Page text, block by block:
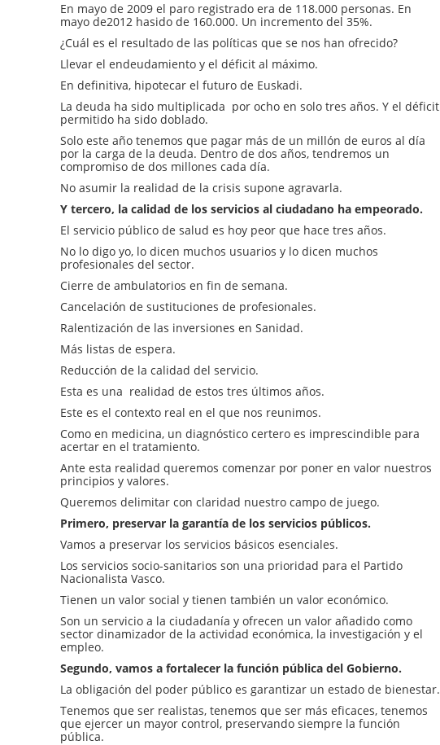
En mayo de 2009 el paro registrado era de 118.000 personas. En
mayo de2012 hasido de 160.000. Un incremento del 35%.
¿Cuál es el resultado de las políticas que se nos han ofrecido?
Llevar el endeudamiento y el déficit al máximo.
En definitiva, hipotecar el futuro de Euskadi.
La deuda ha sido multiplicada por ocho en solo tres años. Y el déficit
permitido ha sido doblado.
Solo este año tenemos que pagar más de un millón de euros al día
por la carga de la deuda. Dentro de dos años, tendremos un
compromiso de dos millones cada día.
No asumir la realidad de la crisis supone agravarla.
Y tercero, la calidad de los servicios al ciudadano ha empeorado.
El servicio público de salud es hoy peor que hace tres años.
No lo digo yo, lo dicen muchos usuarios y lo dicen muchos
profesionales del sector.
Cierre de ambulatorios en fin de semana.
Cancelación de sustituciones de profesionales.
Ralentización de las inversiones en Sanidad.
Más listas de espera.
Reducción de la calidad del servicio.
Esta es una realidad de estos tres últimos años.
Este es el contexto real en el que nos reunimos.
Como en medicina, un diagnóstico certero es imprescindible para
acertar en el tratamiento.
Ante esta realidad queremos comenzar por poner en valor nuestros
principios y valores.
Queremos delimitar con claridad nuestro campo de juego.
Primero, preservar la garantía de los servicios públicos.
Vamos a preservar los servicios básicos esenciales.
Los servicios socio-sanitarios son una prioridad para el Partido
Nacionalista Vasco.
Tienen un valor social y tienen también un valor económico.
Son un servicio a la ciudadanía y ofrecen un valor añadido como
sector dinamizador de la actividad económica, la investigación y el
empleo.
Segundo, vamos a fortalecer la función pública del Gobierno.
La obligación del poder público es garantizar un estado de bienestar.
Tenemos que ser realistas, tenemos que ser más eficaces, tenemos
que ejercer un mayor control, preservando siempre la función
pública.